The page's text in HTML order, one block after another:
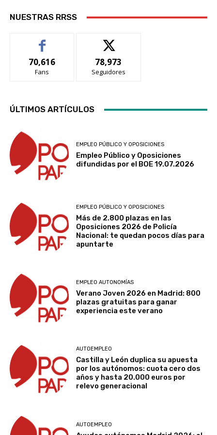
NUESTRAS RRSS
70,616
Fans
78,973
Seguidores
ÚLTIMOS ARTÍCULOS
EMPLEO PÚBLICO Y OPOSICIONES
Empleo Público y Oposiciones
difundidas por el BOE 19.07.2026
EMPLEO PÚBLICO Y OPOSICIONES
Más de 2.800 plazas en las
Oposiciones 2026 de Policía
Nacional: te quedan pocos días para
apuntarte
EMPLEO AUTONOMÍAS
Verano Joven 2026 en Madrid: 800
plazas gratuitas para ganar
experiencia este verano
AUTOEMPLEO
Castilla y León duplica su apuesta
por los autónomos: cuota cero dos
años y hasta 20.000 euros por
relevo generacional
AUTOEMPLEO